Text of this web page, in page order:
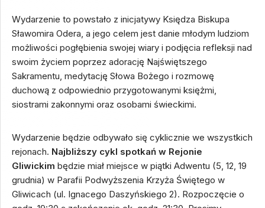
Wydarzenie to powstało z inicjatywy Księdza Biskupa
Sławomira Odera, a jego celem jest danie młodym ludziom
możliwości pogłębienia swojej wiary i podjęcia refleksji nad
swoim życiem poprzez adorację Najświętszego
Sakramentu, medytację Słowa Bożego i rozmowę
duchową z odpowiednio przygotowanymi księżmi,
siostrami zakonnymi oraz osobami świeckimi.
Wydarzenie będzie odbywało się cyklicznie we wszystkich
rejonach. Najbliższy cykl spotkań w Rejonie
Gliwickim będzie miał miejsce w piątki Adwentu (5, 12, 19
grudnia) w Parafii Podwyższenia Krzyża Świętego w
Gliwicach (ul. Ignacego Daszyńskiego 2). Rozpoczęcie o